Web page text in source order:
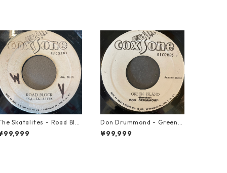
Skatalites - Road Blo
【7-21996】
Don Drummond - Green I
sland【7-22018】
¥99,999